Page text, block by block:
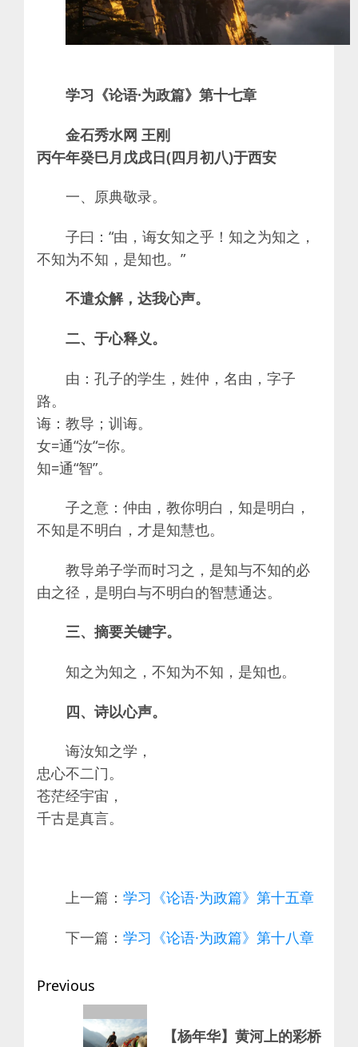
学习《论语·为政篇》第十七章
金石秀水网 王刚
丙午年癸巳月戊戌日(四月初八)于西安
一、原典敬录。
子曰：“由，诲女知之乎！知之为知之，
不知为不知，是知也。”
不遣众解，达我心声。
二、于心释义。
由：孔子的学生，姓仲，名由，字子
路。
诲：教导；训诲。
女=通“汝“=你。
知=通“智”。
子之意：仲由，教你明白，知是明白，
不知是不明白，才是知慧也。
教导弟子学而时习之，是知与不知的必
由之径，是明白与不明白的智慧通达。
三、摘要关键字。
知之为知之，不知为不知，是知也。
四、诗以心声。
诲汝知之学，
忠心不二门。
苍茫经宇宙，
千古是真言。
上一篇： 学习《论语·为政篇》第十五章
下一篇： 学习《论语·为政篇》第十八章
Post
navigation
Previous
Previous
【杨年华】黄河上的彩桥